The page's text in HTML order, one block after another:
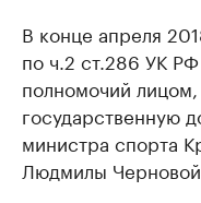
В конце апреля
по ч.2 ст.286 УК
полномочий
государственную
министра спорта
Людмилы